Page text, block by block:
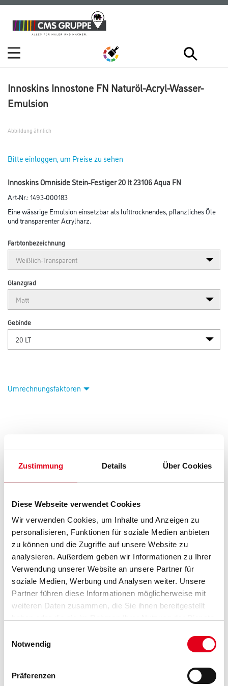
Zustimmung Details Über Cookies
Diese Webseite verwendet Cookies
Wir verwenden Cookies, um Inhalte und Anzeigen zu
personalisieren, Funktionen für soziale Medien anbieten
zu können und die Zugriffe auf unsere Website zu
analysieren. Außerdem geben wir Informationen zu Ihrer
Verwendung unserer Website an unsere Partner für
soziale Medien, Werbung und Analysen weiter. Unsere
Partner führen diese Informationen möglicherweise mit
weiteren Daten zusammen, die Sie ihnen bereitgestellt
Notwendig
Präferenzen
Zum
Inhalt
Zum
Navigationsmenü
Innoskins Innostone FN Naturöl-Acryl-Wasser-
Emulsion
Abbildung ähnlich
Bitte einloggen, um Preise zu sehen
Innoskins Omniside Stein-Festiger 20 lt 23106 Aqua FN
Art-Nr.:1493-000183
Eine wässrige Emulsion einsetzbar als lufttrocknendes, pflanzliches Öle
und transparenter Acrylharz.
Farbtonbezeichnung
Glanzgrad
Gebinde
Umrechnungsfaktoren
PRODUKTEIGENSCHAFTEN
Produkteigenschaft
- Extreme Penetration
- Benetzung (Öl-Anteil)
Verarbeitungstemp./Luftfeuchte
Nicht unter 0°C und über 50°C verarbeiten.
Verarbeitungszeit
Stunden, nutzbar bzw. überarbeitbar nach 24 Stunden.
Verbrauch